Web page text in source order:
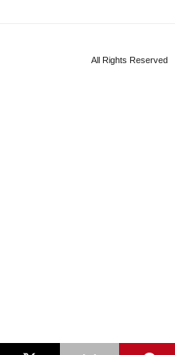
All Rights Reserved